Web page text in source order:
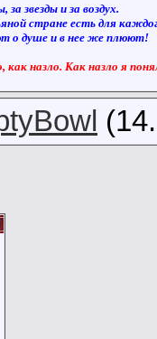
за звезды и за воздух.
стране есть для
о душе и в нее же плюют!
как назло. Как назло я